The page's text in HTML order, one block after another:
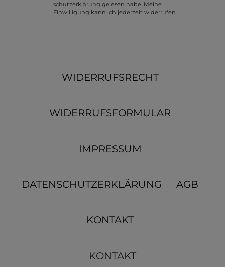
schutz­erklärung gelesen habe. Meine
Einwilligung kann ich jederzeit widerrufen.
WIDERRUFSRECHT
WIDERRUFSFORMULAR
IMPRESSUM
DATENSCHUTZERKLÄRUNG AGB
KONTAKT
KONTAKT